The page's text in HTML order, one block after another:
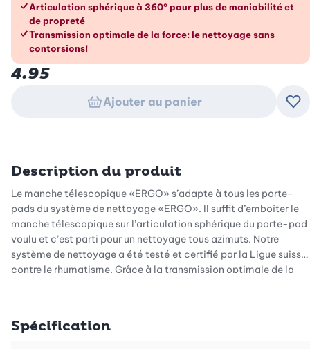
Articulation sphérique à 360° pour plus de maniabilité et
de propreté
Transmission optimale de la force: le nettoyage sans
contorsions!
4.95
Ajouter au panier
Description du produit
Le manche télescopique «ERGO» s’adapte à tous les porte-
pads du système de nettoyage «ERGO». Il suffit d’emboîter le
manche télescopique sur l’articulation sphérique du porte-pad
voulu et c’est parti pour un nettoyage tous azimuts. Notre
système de nettoyage a été testé et certifié par la Ligue suisse
contre le rhumatisme. Grâce à la transmission optimale de la
le manche télescopique sur l’articulation sphérique, choisir la
Spécification